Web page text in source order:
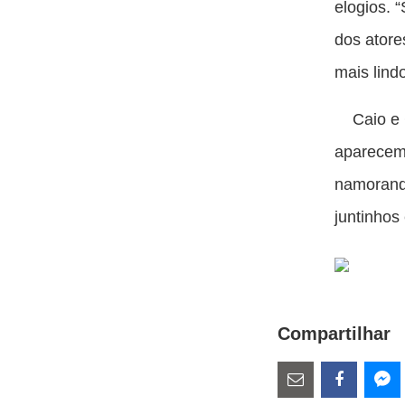
elogios.
dos
mais
Caio e
juntinhos
Compartilhar
Estes
links